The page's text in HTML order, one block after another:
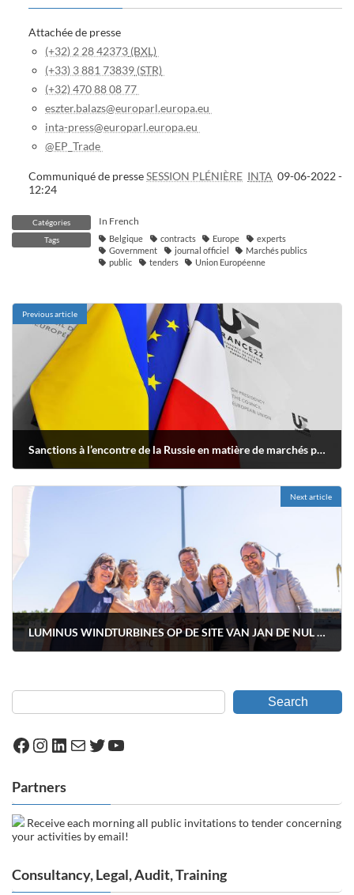
Attachée de presse
(+32) 2 28 42373 (BXL)
(+33) 3 881 73839 (STR)
(+32) 470 88 08 77
eszter.balazs@europarl.europa.eu
inta-press@europarl.europa.eu
@EP_Trade
Communiqué de presseSESSION PLÉNIÈRE INTA 09-06-2022 -
12:24
Catégories In French
Tags Belgique contracts Europe
experts
Government
journal officiel
Marchés publics
public
tenders Union Européenne
Previous article
Sanctions à l’encontre de la Russie en matière de marchés publics : la Commission européenne publie une FAQ
Next article
LUMINUS WINDTURBINES OP DE SITE VAN JAN DE NUL IN ZELZATE OFFICIEEL INGEHULDIGD
Search
Facebook
Instagram
LinkedIn
MailTwitter
YouTube
Partners
Receive each morning all public invitations to tender concerning
your activities by email!
Consultancy, Legal, Audit, Training